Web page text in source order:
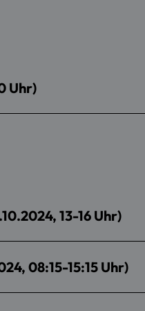
Uhr)
13-16 Uhr)
08:15-15:15 Uhr)